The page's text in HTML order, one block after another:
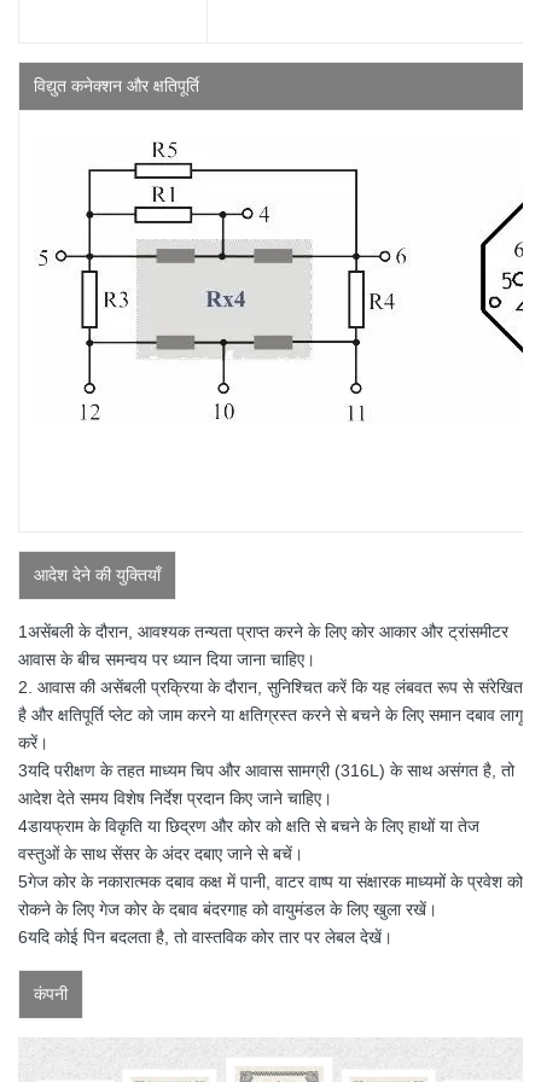
विद्युत कनेक्शन और क्षतिपूर्ति
आदेश देने की युक्तियाँ
1असेंबली के दौरान, आवश्यक तन्यता प्राप्त करने के लिए कोर आकार और ट्रांसमीटर
आवास के बीच समन्वय पर ध्यान दिया जाना चाहिए।
2. आवास की असेंबली प्रक्रिया के दौरान, सुनिश्चित करें कि यह लंबवत रूप से संरेखित
है और क्षतिपूर्ति प्लेट को जाम करने या क्षतिग्रस्त करने से बचने के लिए समान दबाव लागू
करें।
3यदि परीक्षण के तहत माध्यम चिप और आवास सामग्री (316L) के साथ असंगत है, तो
आदेश देते समय विशेष निर्देश प्रदान किए जाने चाहिए।
4डायफ्राम के विकृति या छिद्रण और कोर को क्षति से बचने के लिए हाथों या तेज
वस्तुओं के साथ सेंसर के अंदर दबाए जाने से बचें।
5गेज कोर के नकारात्मक दबाव कक्ष में पानी, वाटर वाष्प या संक्षारक माध्यमों के प्रवेश को
रोकने के लिए गेज कोर के दबाव बंदरगाह को वायुमंडल के लिए खुला रखें।
6यदि कोई पिन बदलता है, तो वास्तविक कोर तार पर लेबल देखें।
कंपनी